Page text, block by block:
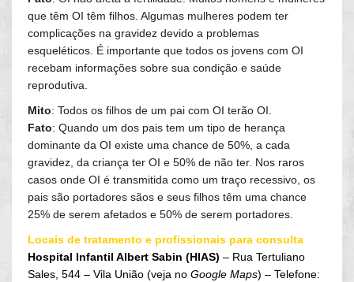
que têm OI têm filhos. Algumas mulheres podem ter
complicações na gravidez devido a problemas
esqueléticos. É importante que todos os jovens com OI
recebam informações sobre sua condição e saúde
reprodutiva.
Mito: Todos os filhos de um pai com OI terão OI.
Fato: Quando um dos pais tem um tipo de herança
dominante da OI existe uma chance de 50%, a cada
gravidez, da criança ter OI e 50% de não ter. Nos raros
casos onde OI é transmitida como um traço recessivo, os
pais são portadores sãos e seus filhos têm uma chance
25% de serem afetados e 50% de serem portadores.
Locais de tratamento e profissionais para consulta
Hospital Infantil Albert Sabin (HIAS) – Rua Tertuliano
Sales, 544 – Vila União (veja no Google Maps) – Telefone: